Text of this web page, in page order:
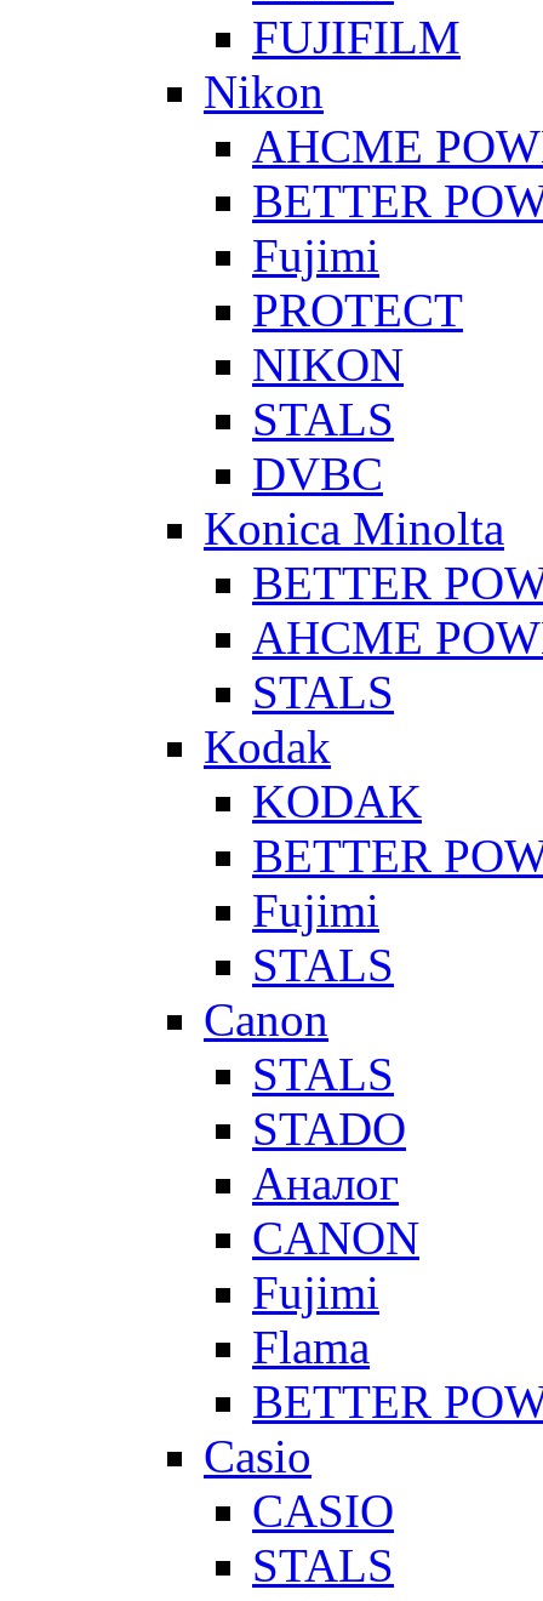
FUJIFILM
Nikon
AHCME
BETTER
Fujimi
PROTECT
NIKON
STALS
DVBC
Konica Minolta
BETTER
AHCME
STALS
Kodak
KODAK
BETTER
Fujimi
STALS
Canon
STALS
STADO
Аналог
CANON
Fujimi
Flama
BETTER
Casio
CASIO
STALS